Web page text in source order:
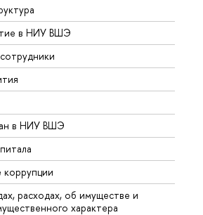
в НИУ ВШЭ
в НИУ ВШЭ
расходах, об имуществе и
характера